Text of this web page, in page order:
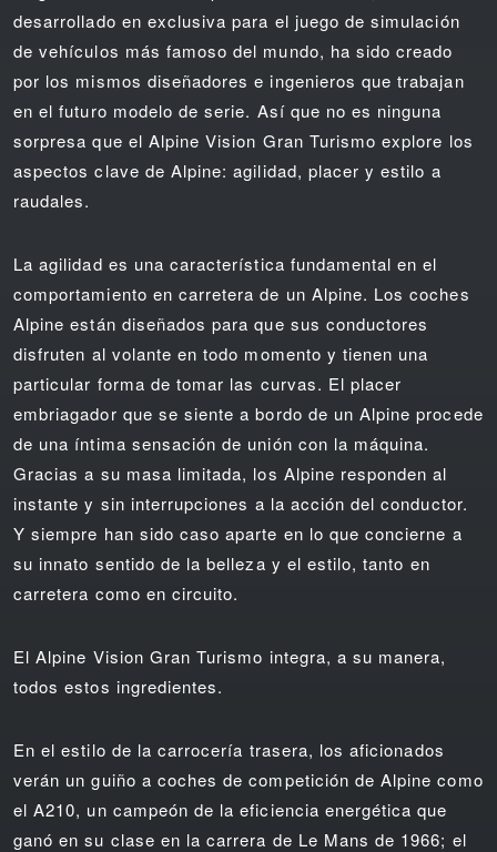
desarrollado en exclusiva para el juego de simulación
de vehículos más famoso del mundo, ha sido creado
por los mismos diseñadores e ingenieros que trabajan
en el futuro modelo de serie. Así que no es ninguna
sorpresa que el Alpine Vision Gran Turismo explore los
aspectos clave de Alpine: agilidad, placer y estilo a
raudales.
La agilidad es una característica fundamental en el
comportamiento en carretera de un Alpine. Los coches
Alpine están diseñados para que sus conductores
disfruten al volante en todo momento y tienen una
particular forma de tomar las curvas. El placer
embriagador que se siente a bordo de un Alpine procede
de una íntima sensación de unión con la máquina.
Gracias a su masa limitada, los Alpine responden al
instante y sin interrupciones a la acción del conductor.
Y siempre han sido caso aparte en lo que concierne a
su innato sentido de la belleza y el estilo, tanto en
carretera como en circuito.
El Alpine Vision Gran Turismo integra, a su manera,
todos estos ingredientes.
En el estilo de la carrocería trasera, los aficionados
verán un guiño a coches de competición de Alpine como
el A210, un campeón de la eficiencia energética que
ganó en su clase en la carrera de Le Mans de 1966; el